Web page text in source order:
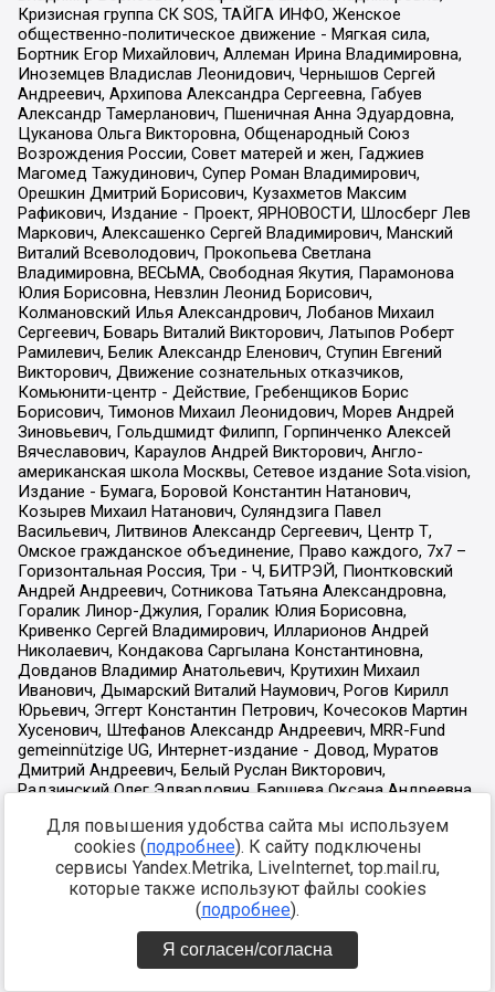
Для повышения удобства сайта мы используем
cookies (подробнее). К сайту подключены
сервисы Yandex.Metrika, LiveInternet, top.mail.ru,
которые также используют файлы cookies
(подробнее).
Я согласен/согласна